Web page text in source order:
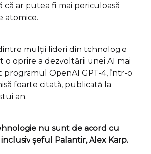
că ar putea fi mai periculoasă
atomice.
mulţii lideri din tehnologie
o oprire a dezvoltării unei AI mai
programul OpenAI GPT-4, într-o
foarte citată, publicată la
an.
nu sunt de acord cu
inclusiv şeful Palantir, Alex Karp.